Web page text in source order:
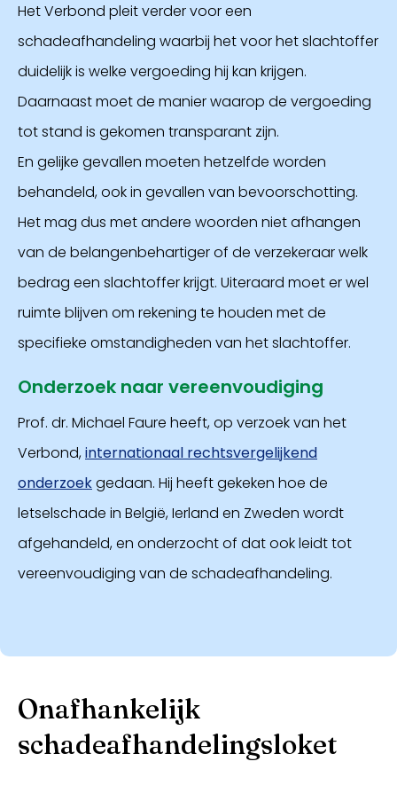
Het Verbond pleit verder voor een
schadeafhandeling waarbij het voor het slachtoffer
duidelijk is welke vergoeding hij kan krijgen.
Daarnaast moet de manier waarop de vergoeding
tot stand is gekomen transparant zijn.
En gelijke gevallen moeten hetzelfde worden
behandeld, ook in gevallen van bevoorschotting.
Het mag dus met andere woorden niet afhangen
van de belangenbehartiger of de verzekeraar welk
bedrag een slachtoffer krijgt. Uiteraard moet er wel
ruimte blijven om rekening te houden met de
specifieke omstandigheden van het slachtoffer.
Onderzoek naar vereenvoudiging
Prof. dr. Michael Faure heeft, op verzoek van het
Verbond,internationaal rechtsvergelijkend
onderzoekgedaan. Hij heeft gekeken hoe de
letselschade in België, Ierland en Zweden wordt
afgehandeld, en onderzocht of dat ook leidt tot
vereenvoudiging van de schadeafhandeling.
Onafhankelijk
schadeafhandelingsloket